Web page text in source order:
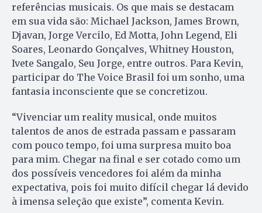
referências musicais. Os que mais se destacam
em sua vida são: Michael Jackson, James Brown,
Djavan, Jorge Vercilo, Ed Motta, John Legend, Eli
Soares, Leonardo Gonçalves, Whitney Houston,
Ivete Sangalo, Seu Jorge, entre outros. Para Kevin,
participar do The Voice Brasil foi um sonho, uma
fantasia inconsciente que se concretizou.
“Vivenciar um reality musical, onde muitos
talentos de anos de estrada passam e passaram
com pouco tempo, foi uma surpresa muito boa
para mim. Chegar na final e ser cotado como um
dos possíveis vencedores foi além da minha
expectativa, pois foi muito difícil chegar lá devido
à imensa seleção que existe”, comenta Kevin.